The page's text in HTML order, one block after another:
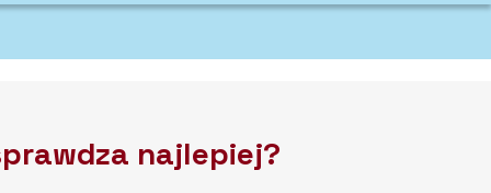
najlepiej?